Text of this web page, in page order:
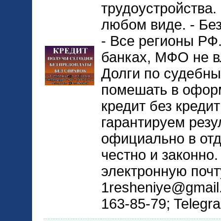
любом виде. -
- Все регионы
банках, МФО не
Долги по
помешать в
кредит без
гарантируем
официально в
честно и
электронную
163-85-79;